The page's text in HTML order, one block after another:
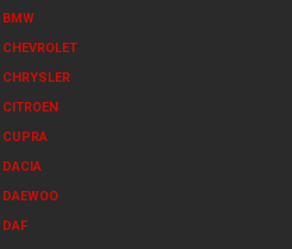
BMW
CHEVROLET
CHRYSLER
CITROEN
CUPRA
DACIA
DAEWOO
DAF